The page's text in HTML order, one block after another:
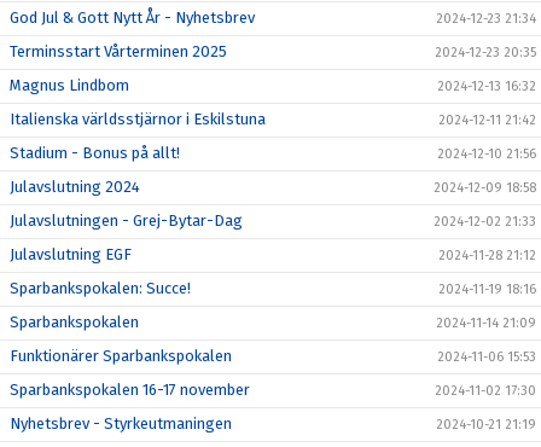
God Jul & Gott Nytt År - Nyhetsbrev 2024-12-23 21:34
Terminsstart Vårterminen 2025 2024-12-23 20:35
Magnus Lindbom 2024-12-13 16:32
Italienska världsstjärnor i Eskilstuna 2024-12-11 21:42
Stadium - Bonus på allt! 2024-12-10 21:56
Julavslutning 2024 2024-12-09 18:58
Julavslutningen - Grej-Bytar-Dag 2024-12-02 21:33
Julavslutning EGF 2024-11-28 21:12
Sparbankspokalen: Succe! 2024-11-19 18:16
Sparbankspokalen 2024-11-14 21:09
Funktionärer Sparbankspokalen 2024-11-06 15:53
Sparbankspokalen 16-17 november 2024-11-02 17:30
Nyhetsbrev - Styrkeutmaningen 2024-10-21 21:19